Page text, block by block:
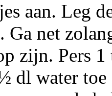
aan. Leg
Ga net
zijn. Pers
dl water toe